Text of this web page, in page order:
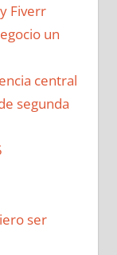
Fiverr
un
central
segunda
ser